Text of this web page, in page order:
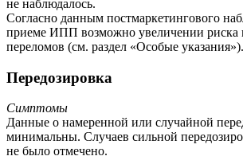
не наблюдалось.
Согласно данным постмаркетингового
приеме ИПП возможно увеличении риска
переломов (см. раздел «Особые указания»).
Передозировка
Симптомы
Данные о намеренной или случайной
минимальны. Случаев сильной
не было отмечено.